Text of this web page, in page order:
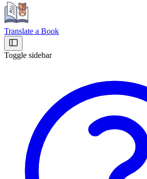
Translate a Book
Toggle sidebar